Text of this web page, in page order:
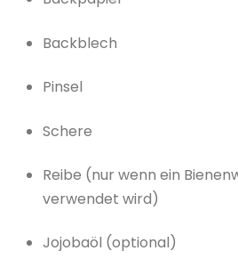
Backblech
Pinsel
Schere
Reibe (nur wenn ein
verwendet wird)
Jojobaöl (optional)